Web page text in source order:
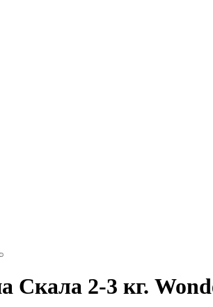
Скала 2-3 кг.